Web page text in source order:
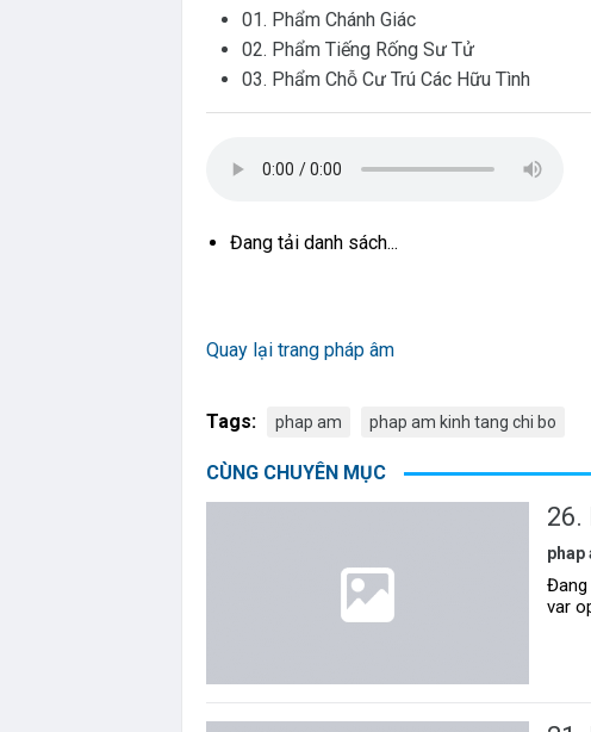
01. Phẩm Chánh Giác
02. Phẩm Tiếng Rống Sư Tử
03. Phẩm Chỗ Cư Trú Các Hữu Tình
Đang tải danh sách...
Quay lại trang pháp âm
Tags: phap am phap am kinh tang chi bo
CÙNG CHUYÊN MỤC
26.
phap
Đang tải
var